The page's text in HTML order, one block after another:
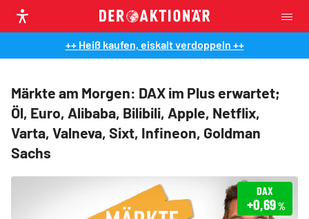
++ Heiß kaufen, eiskalt verdoppeln ++
Märkte am Morgen: DAX im Plus erwartet;
Öl, Euro, Alibaba, Bilibili, Apple, Netflix,
Varta, Valneva, Sixt, Infineon, Goldman
Sachs
DAX
+0,69%